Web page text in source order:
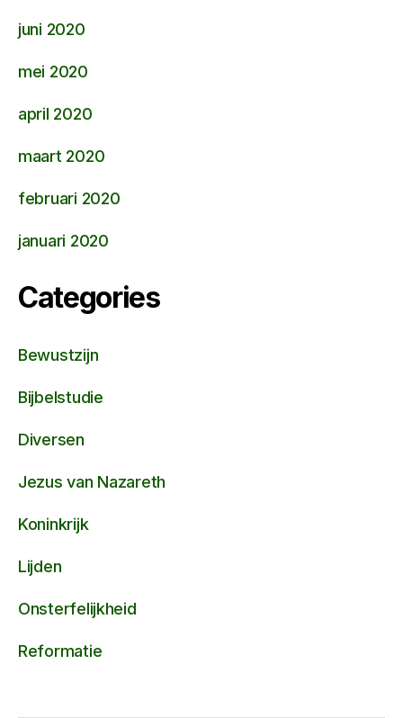
juni 2020
mei 2020
april 2020
maart 2020
februari 2020
januari 2020
Categories
Bewustzijn
Bijbelstudie
Diversen
Jezus van Nazareth
Koninkrijk
Lijden
Onsterfelijkheid
Reformatie